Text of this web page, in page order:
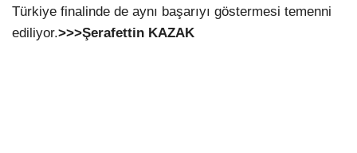
Türkiye finalinde de aynı başarıyı göstermesi temenni
ediliyor.>>>Şerafettin KAZAK